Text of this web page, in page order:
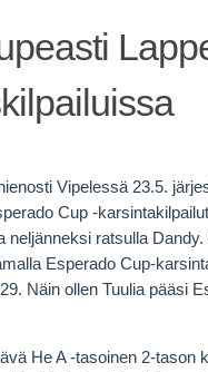
Vipelessä 23.5.
Cup -
ratsulla
Esperado Cup-
Näin ollen Tuulia pääsi
He A -tasoinen 2-tason